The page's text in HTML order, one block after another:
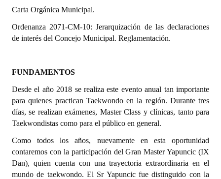
Reglamento Interno
Digesto
DOCUMENTOS
Informes de Gestión
Proyectos Presentados
Dictámenes Asesoría Letrada
Actas de Sesión
Informes de Unidad Coordinadora
Carta Orgánica Municipal.
Ordenanza 2071-CM-10: Jerarquización de las declaraciones
de interés del Concejo Municipal. Reglamentación.
FUNDAMENTOS
Desde el año 2018 se realiza este evento anual tan importante
para quienes practican Taekwondo en la región. Durante tres
días, se realizan exámenes, Master Class y clínicas, tanto para
Taekwondistas como para el público en general.
Como todos los años, nuevamente en esta oportunidad
contaremos con la participación del Gran Master Yapuncic (IX
Dan), quien cuenta con una trayectoria extraordinaria en el
mundo de taekwondo. El Sr Yapuncic fue distinguido con la